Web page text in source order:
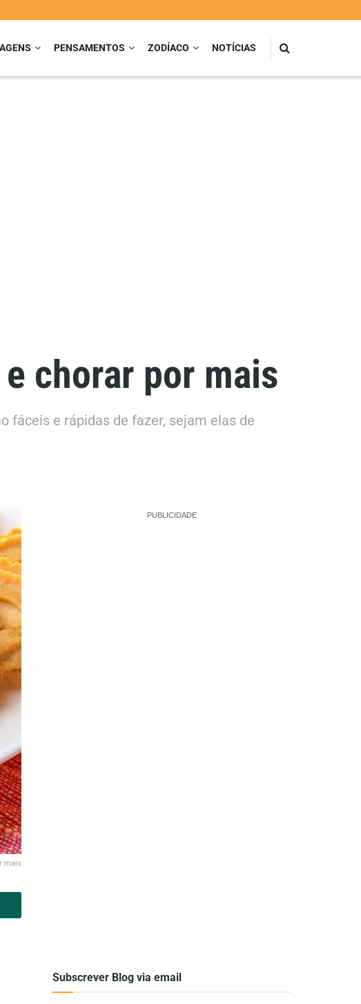
PENSAMENTOS ZODÍACO NOTÍCIAS
chorar por mais
fáceis e rápidas de fazer, sejam elas de
mais
PUBLICIDADE
Subscrever Blog via email